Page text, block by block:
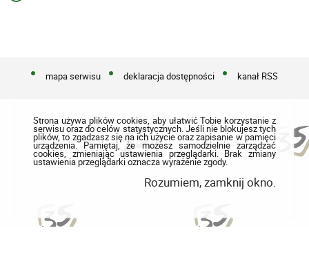
mapa serwisu deklaracja dostępności kanał RSS
Strona używa plików cookies, aby ułatwić Tobie korzystanie z
serwisu oraz do celów statystycznych. Jeśli nie blokujesz tych
plików, to zgadzasz się na ich użycie oraz zapisanie w pamięci
urządzenia. Pamiętaj, że możesz samodzielnie zarządzać
cookies, zmieniając ustawienia przeglądarki. Brak zmiany
ustawienia przeglądarki oznacza wyrażenie zgody.
Rozumiem, zamknij okno.